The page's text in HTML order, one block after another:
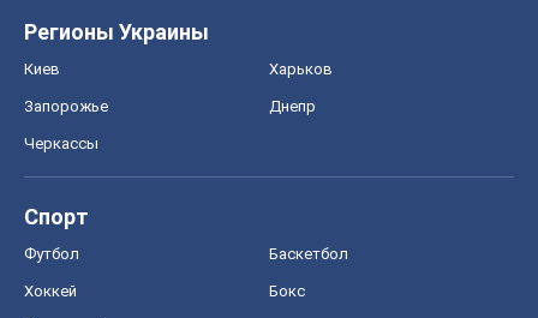
Регионы Украины
Киев Харьков
Запорожье Днепр
Черкассы
Спорт
Футбол Баскетбол
Хоккей Бокс